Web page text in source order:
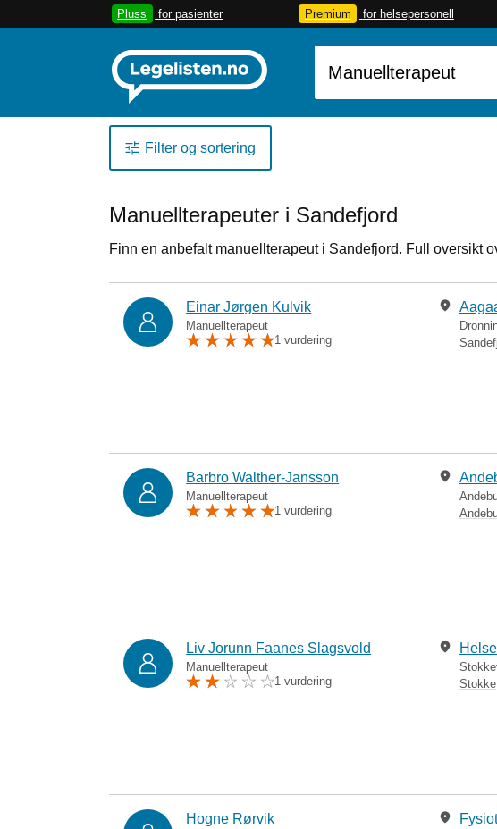
Pluss for pasienter Premium for helsepersonell
Filter og sortering
Manuellterapeuter i Sandefjord
Finn en anbefalt manuellterapeut i Sandefjord. Full oversikt
Einar Jørgen Kulvik
Manuellterapeut
1 vurdering
Barbro Walther-Jansson
Manuellterapeut
1 vurdering
Liv Jorunn Faanes Slagsvold
Manuellterapeut
1 vurdering
Stokke
Hogne Rørvik